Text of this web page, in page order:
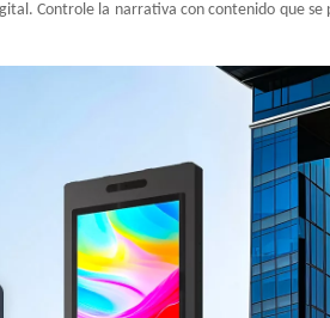
Controle la narrativa con contenido que se